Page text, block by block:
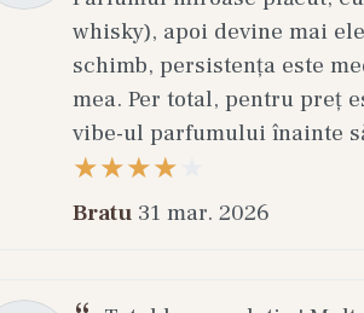
whisky), apoi devine mai
schimb, persistența este
mea. Per total, pentru preț
vibe-ul parfumului înainte
Bratu 31 mar. 2026